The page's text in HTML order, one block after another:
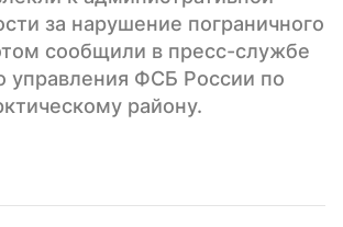
за нарушение пограничного
сообщили в пресс-службе
управления ФСБ России по
району.